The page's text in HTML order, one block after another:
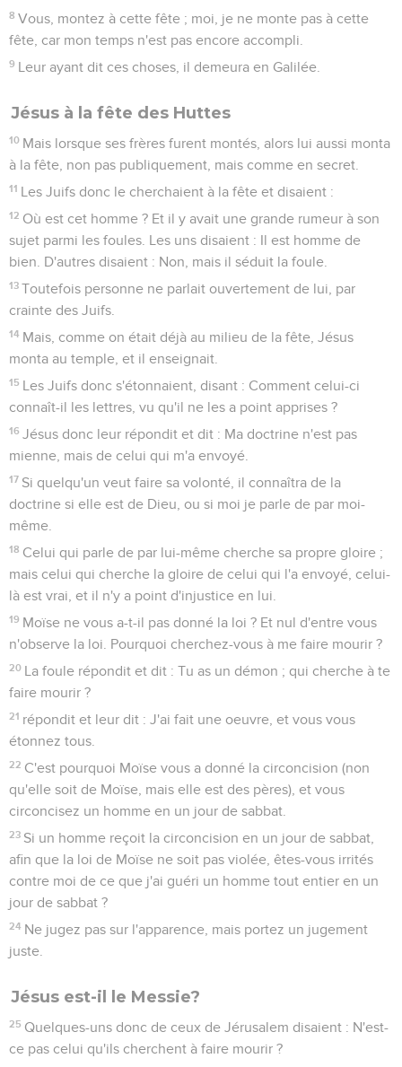
8 Vous, montez à cette fête ; moi, je ne monte pas à cette
fête, car mon temps n'est pas encore accompli.
9 Leur ayant dit ces choses, il demeura en Galilée.
Jésus à la fête des Huttes
10 Mais lorsque ses frères furent montés, alors lui aussi monta
à la fête, non pas publiquement, mais comme en secret.
11 Les Juifs donc le cherchaient à la fête et disaient :
12 Où est cet homme ? Et il y avait une grande rumeur à son
sujet parmi les foules. Les uns disaient : Il est homme de
bien. D'autres disaient : Non, mais il séduit la foule.
13 Toutefois personne ne parlait ouvertement de lui, par
crainte des Juifs.
14 Mais, comme on était déjà au milieu de la fête, Jésus
monta au temple, et il enseignait.
15 Les Juifs donc s'étonnaient, disant : Comment celui-ci
connaît-il les lettres, vu qu'il ne les a point apprises ?
16 Jésus donc leur répondit et dit : Ma doctrine n'est pas
mienne, mais de celui qui m'a envoyé.
17 Si quelqu'un veut faire sa volonté, il connaîtra de la
doctrine si elle est de Dieu, ou si moi je parle de par moi-
même.
18 Celui qui parle de par lui-même cherche sa propre gloire ;
mais celui qui cherche la gloire de celui qui l'a envoyé, celui-
là est vrai, et il n'y a point d'injustice en lui.
19 Moïse ne vous a-t-il pas donné la loi ? Et nul d'entre vous
n'observe la loi. Pourquoi cherchez-vous à me faire mourir ?
20 La foule répondit et dit : Tu as un démon ; qui cherche à te
faire mourir ?
21 répondit et leur dit : J'ai fait une oeuvre, et vous vous
étonnez tous.
22 C'est pourquoi Moïse vous a donné la circoncision (non
qu'elle soit de Moïse, mais elle est des pères), et vous
circoncisez un homme en un jour de sabbat.
23 Si un homme reçoit la circoncision en un jour de sabbat,
afin que la loi de Moïse ne soit pas violée, êtes-vous irrités
contre moi de ce que j'ai guéri un homme tout entier en un
jour de sabbat ?
24 Ne jugez pas sur l'apparence, mais portez un jugement
juste.
Jésus est-il le Messie?
25 Quelques-uns donc de ceux de Jérusalem disaient : N'est-
ce pas celui qu'ils cherchent à faire mourir ?